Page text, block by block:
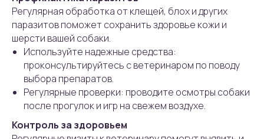
Регулярная обработка от клещей, блох и других
паразитов поможет сохранить здоровье кожи и
шерсти вашей собаки.
Используйте надежные средства:
проконсультируйтесь с ветеринаром по поводу
выбора препаратов.
Регулярные проверки: проводите осмотры собаки
после прогулок и игр на свежем воздухе.
Контроль за здоровьем